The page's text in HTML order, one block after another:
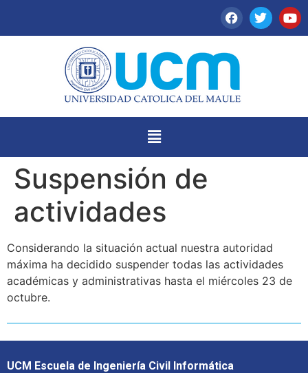
Suspensión de
actividades
Considerando la situación actual nuestra autoridad
máxima ha decidido suspender todas las actividades
académicas y administrativas hasta el miércoles 23 de
octubre.
UCM Escuela de Ingeniería Civil Informática